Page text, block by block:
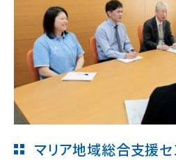
マリア地域総合支援セ